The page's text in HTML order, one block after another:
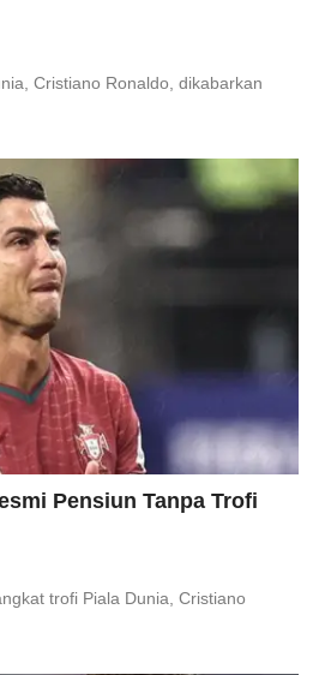
Cristiano Ronaldo, dikabarkan
Pensiun Tanpa Trofi
trofi Piala Dunia, Cristiano